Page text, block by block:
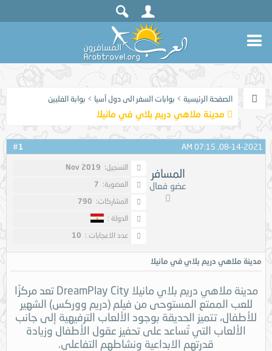
الصفحة الرئيسية > بوابات السفر الى دول آسيا > بوابة الفلبين
مدينة ملاهي دريم بلاي في مانيلا
1 08-14-2021, 07:15 AM
المسافر
عضو فعال
التسجيل: Nov 2019
العضوية: 7
المشاركات: 790
الدولة :
عدد الاعجابات : 10
مدينة ملاهي دريم بلاي في مانيلا
مدينة ملاهي دريم بلاي مانيلا DreamPlay City تعد مركزًا
للعب الممتع المستوحى من فيلم (دريم ووركس) الشهير
للأطفال، تتميز الحديقة بوجود الألعاب الترفيهية إلى جانب
الألعاب التي تُساعد على تحفيز عقول الأطفال وزيادة
قدرتهم الابداعية ونشاطهم التفاعلي.